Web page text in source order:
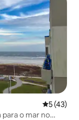
5 de uma
5 (43)
o mar no